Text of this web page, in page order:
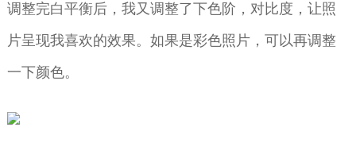
调整完白平衡后，我又调整了下色阶，对比度，让照
片呈现我喜欢的效果。如果是彩色照片，可以再调整
一下颜色。